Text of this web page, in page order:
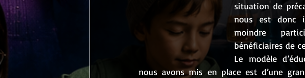
situation de
nous est donc
moindre
bénéficiaires de
Le modèle
nous avons mis en place est d’une